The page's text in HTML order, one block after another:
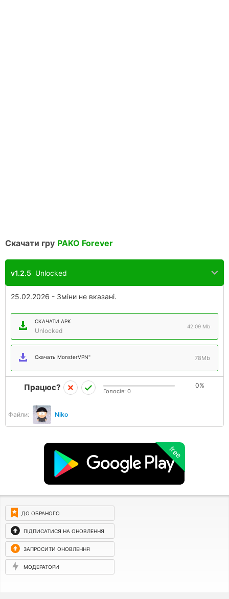
Скачати гру PAKO Forever
v1.2.5 Unlocked
25.02.2026 - Зміни не вказані.
СКАЧАТИ APK
Unlocked
42.09 Mb
Скачать MonsterVPN" 78Mb
Файли: Niko
Працює? 0%
Голосів: 0
free
ДО ОБРАНОГО
ПІДПИСАТИСЯ НА ОНОВЛЕННЯ
ЗАПРОСИТИ ОНОВЛЕННЯ
МОДЕРАТОРИ